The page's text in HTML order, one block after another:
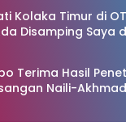
Kolaka Timur di
Disamping Saya
Terima Hasil
Naili-Akhmad